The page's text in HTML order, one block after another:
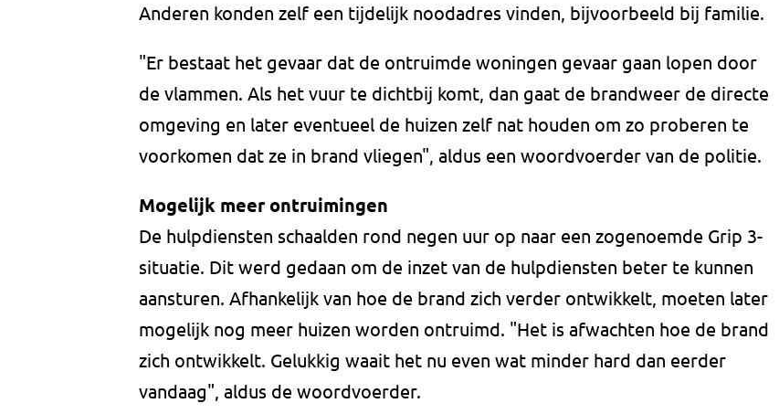
Anderen konden zelf een tijdelijk noodadres vinden, bijvoorbeeld bij familie.
"Er bestaat het gevaar dat de ontruimde woningen gevaar gaan lopen door
de vlammen. Als het vuur te dichtbij komt, dan gaat de brandweer de directe
omgeving en later eventueel de huizen zelf nat houden om zo proberen te
voorkomen dat ze in brand vliegen", aldus een woordvoerder van de politie.
Mogelijk meer ontruimingen
De hulpdiensten schaalden rond negen uur op naar een zogenoemde Grip 3-
situatie. Dit werd gedaan om de inzet van de hulpdiensten beter te kunnen
aansturen. Afhankelijk van hoe de brand zich verder ontwikkelt, moeten later
mogelijk nog meer huizen worden ontruimd. "Het is afwachten hoe de brand
zich ontwikkelt. Gelukkig waait het nu even wat minder hard dan eerder
vandaag", aldus de woordvoerder.